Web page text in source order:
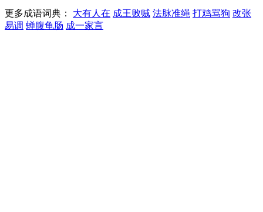
更多成语词典： 大有人在 成王败贼 法脉准绳 打鸡骂狗 改张
易调 蝉腹龟肠 成一家言